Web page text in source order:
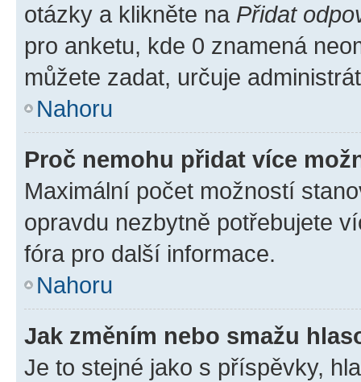
otázky a klikněte na Přidat
pro anketu, kde 0 znamená
můžete zadat, určuje
Nahoru
Proč nemohu přidat více
Maximální počet možností
opravdu nezbytně potřebujete
fóra pro další informace.
Nahoru
Jak změním nebo smažu
Je to stejné jako s příspěvky,